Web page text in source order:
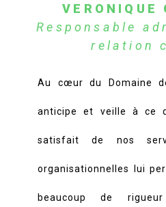
VERONIQUE
Responsable
relation
Au cœur du Domaine
anticipe et veille à ce
satisfait de nos
organisationnelles lui
beaucoup de